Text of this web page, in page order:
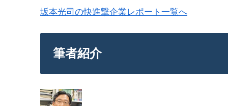
坂本光司の快進撃企業レポート一覧へ
筆者紹介